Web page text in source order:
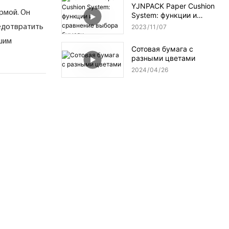
Он
YJNPACK Paper Cushion
System: функции и
сравнение выбора
2023 11 07
Сотовая бумага с
разными цветами
2024 04 26